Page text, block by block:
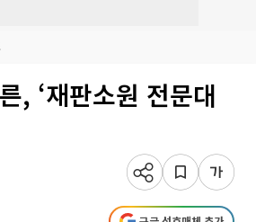
, ‘재판소원 전문대